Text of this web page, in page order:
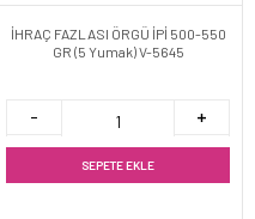
İHRAÇ FAZLASI ÖRGÜ İPİ 500-550
GR (5 Yumak) V-5645
SEPETE EKLE